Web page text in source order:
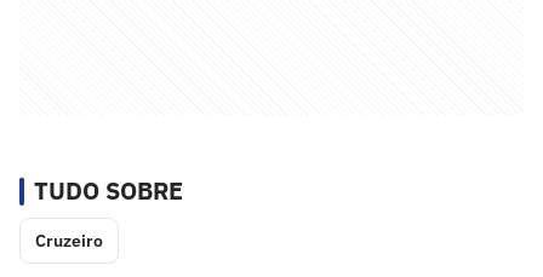
TUDO SOBRE
Cruzeiro